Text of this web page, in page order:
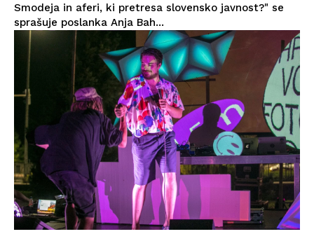
Smodeja in aferi, ki pretresa slovensko javnost?" se
sprašuje poslanka Anja Bah...